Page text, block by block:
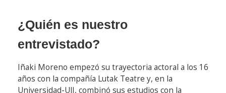
¿Quién es nuestro
entrevistado?
Iñaki Moreno empezó su trayectoria actoral a los 16
años con la compañía Lutak Teatre y, en la
Universidad-UJI, combinó sus estudios con la